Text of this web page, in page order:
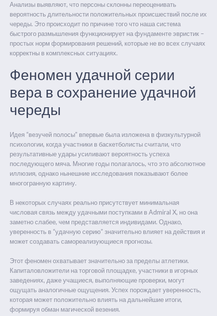
Анализы выявляют, что персоны склонны переоценивать
вероятность длительности положительных происшествий после их
череды. Это происходит по причине того что наша система
быстрого размышления функционирует на фундаменте эвристик –
простых норм формирования решений, которые не во всех случаях
корректны в комплексных ситуациях.
Феномен удачной серии
вера в сохранение удачной
череды
Идея “везучей полосы” впервые была изложена в физкультурной
психологии, когда участники в баскетболисты считали, что
результативные удары усиливают вероятность успеха
последующего мяча. Многие годы полагалось, что это абсолютное
иллюзия, однако нынешние исследования показывают более
многогранную картину.
В некоторых случаях реально присутствует минимальная
числовая связь между удачными поступками в Admiral X, но она
заметно слабее, чем представляется индивидами. Однако,
уверенность в “удачную серию” значительно влияет на действия и
может создавать самореализующиеся прогнозы.
Этот феномен охватывает значительно за пределы атлетики.
Капиталовложители на торговой площадке, участники в игорных
заведениях, даже учащиеся, выполняющие проверки, могут
ощущать аналогичные ощущения. Успех порождает уверенность,
которая может положительно влиять на дальнейшие итоги,
формируя обман магической везения.